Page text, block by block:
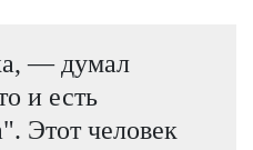
— думал
и есть
Этот человек